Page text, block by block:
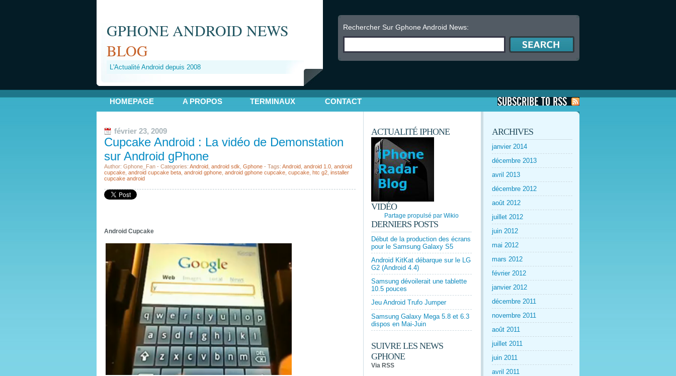
GPHONE ANDROID NEWS
BLOG
L'Actualité Android depuis 2008
Rechercher Sur Gphone Android News:
HOMEPAGE A PROPOS TERMINAUX CONTACT
février 23, 2009
Cupcake Android : La vidéo de Demonstation
sur Android gPhone
Author: Gphone_Fan - Categories: Android android sdk Gphone - Tags: Android android 1.0 android
cupcake android cupcake beta android gphone android gphone cupcake cupcake htc g2 installer
cupcake android
Android Cupcake
ACTUALITÉ IPHONE
VIDÉO
Partage propulsé par Wikio
DERNIERS POSTS
Début de la production des écrans
pour le Samsung Galaxy S5
Android KitKat débarque sur le LG
G2 (Android 4.4)
Samsung dévoilerait une tablette
10.5 pouces
Jeu Android Trufo Jumper
Samsung Galaxy Mega 5.8 et 6.3
dispos en Mai-Juin
SUIVRE LES NEWS
GPHONE
Via RSS
ARCHIVES
janvier 2014
décembre 2013
avril 2013
décembre 2012
août 2012
juillet 2012
juin 2012
mai 2012
mars 2012
février 2012
janvier 2012
décembre 2011
novembre 2011
août 2011
juillet 2011
juin 2011
avril 2011